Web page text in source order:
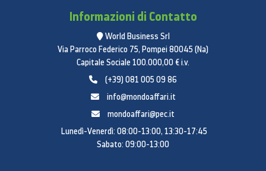
Informazioni di Contatto
World Business Srl
Via Parroco Federico 75, Pompei 80045 (Na)
Capitale Sociale 100.000,00 € i.v.
(+39) 081 005 09 86
info@mondoaffari.it
mondoaffari@pec.it
Lunedì-Venerdì: 08:00-13:00, 13:30-17:45
Sabato: 09:00-13:00